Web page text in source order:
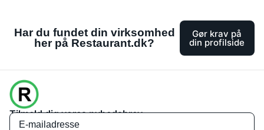
Har du fundet din virksomhed
her på Restaurant.dk?
Gør krav på
din profilside
Tilmeld dig vores nyhedsbrev